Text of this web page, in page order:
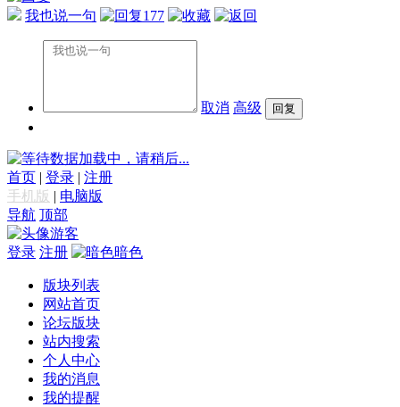
我也说一句 177
取消 高级
数据加载中，请稍后...
首页 | 登录 | 注册
手机版 | 电脑版
导航 顶部
游客
登录 注册 暗色
版块列表
网站首页
论坛版块
站内搜索
个人中心
我的消息
我的提醒